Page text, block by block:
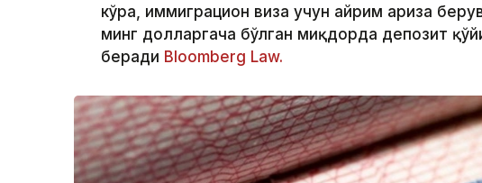
кўра, иммиграцион виза учун айрим ариза
минг долларгача бўлган миқдорда депозит
беради Bloomberg Law.